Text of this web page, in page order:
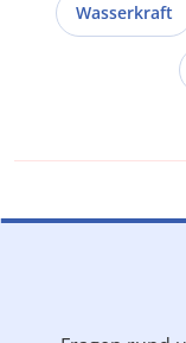
Wasserkraft